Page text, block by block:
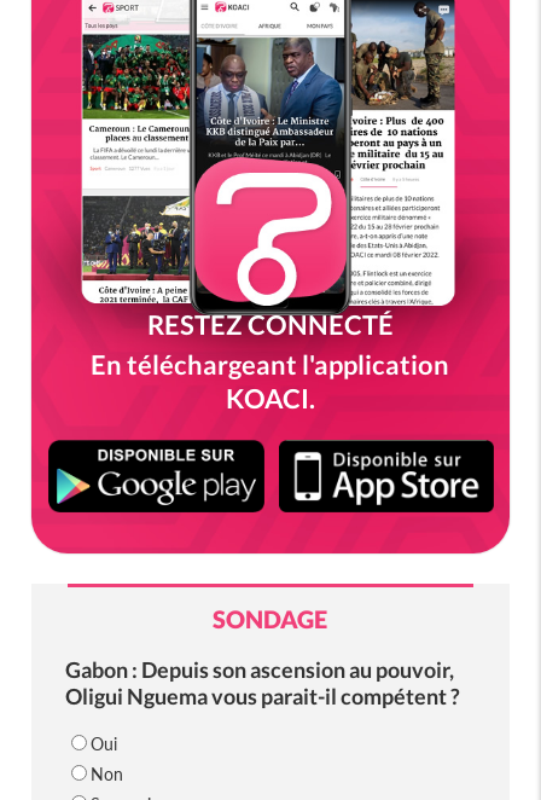
RESTEZ CONNECTÉ
En téléchargeant l'application
KOACI.
SONDAGE
Gabon : Depuis son ascension au pouvoir,
Oligui Nguema vous parait-il compétent ?
Oui
Non